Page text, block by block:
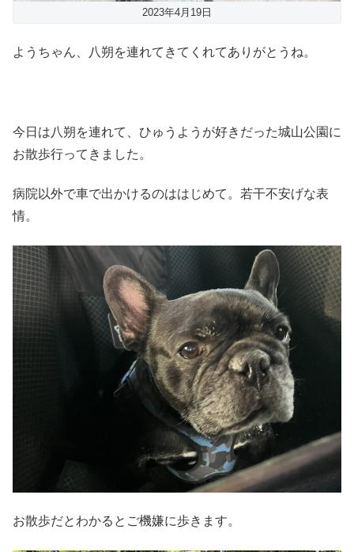
2023年4月19日
ようちゃん、八朔を連れてきてくれてありがとうね。
今日は八朔を連れて、ひゅうようが好きだった城山公園に
お散歩行ってきました。
病院以外で車で出かけるのははじめて。若干不安げな表
情。
お散歩だとわかるとご機嫌に歩きます。